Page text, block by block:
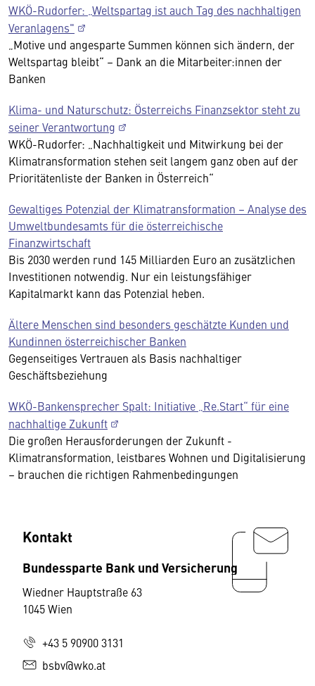
WKÖ-Rudorfer: „Weltspartag ist auch Tag des nachhaltigen
Veranlagens"
„Motive und angesparte Summen können sich ändern, der
Weltspartag bleibt“ – Dank an die Mitarbeiter:innen der
Banken
Klima- und Naturschutz: Österreichs Finanzsektor steht zu
seiner Verantwortung
WKÖ-Rudorfer: „Nachhaltigkeit und Mitwirkung bei der
Klimatransformation stehen seit langem ganz oben auf der
Prioritätenliste der Banken in Österreich“
Gewaltiges Potenzial der Klimatransformation – Analyse des
Umweltbundesamts für die österreichische
Finanzwirtschaft
Bis 2030 werden rund 145 Milliarden Euro an zusätzlichen
Investitionen notwendig. Nur ein leistungsfähiger
Kapitalmarkt kann das Potenzial heben.
Ältere Menschen sind besonders geschätzte Kunden und
Kundinnen österreichischer Banken
Gegenseitiges Vertrauen als Basis nachhaltiger
Geschäftsbeziehung
WKÖ-Bankensprecher Spalt: Initiative „Re.Start“ für eine
nachhaltige Zukunft
Die großen Herausforderungen der Zukunft -
Klimatransformation, leistbares Wohnen und Digitalisierung
– brauchen die richtigen Rahmenbedingungen
Kontakt
Bundessparte Bank und Versicherung
Wiedner Hauptstraße 63
1045 Wien
+43 5 90900 3131
bsbv@wko.at